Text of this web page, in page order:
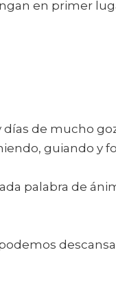
en primer
días de mucho
guiando y
palabra de